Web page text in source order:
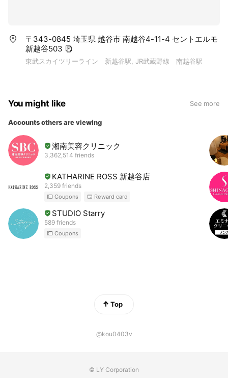
〒343-0845 埼玉県 越谷市 南越谷4-11-4 セントエルモ
新越谷503
東武スカイツリーライン 新越谷駅, JR武蔵野線 南越谷駅
You might like See more
Accounts others are viewing
湘南美容クリニック
3,362,514 friends
KATHARINE ROSS 新越谷店
2,359 friends
Coupons Reward card
STUDIO Starry
589 friends
Coupons
Top
@kou0403v
© LY Corporation